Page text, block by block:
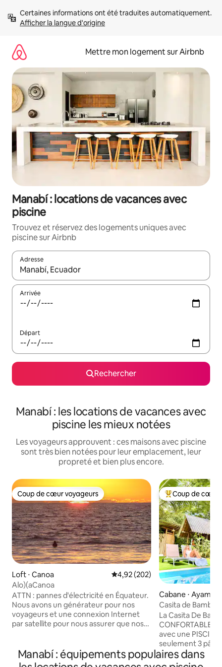
directement
Afficher la langue d'origine
Mettre mon logement sur Airbnb
Manabí : locations de vacances avec
piscine
Trouvez et réservez des logements uniques avec
piscine sur Airbnb
Adresse
Lorsque les résultats s'affichent, utilisez les flèches vers le
Arrivée
Départ
Rechercher
Manabí : les locations de vacances avec
piscine les mieux notées
Les voyageurs approuvent : ces maisons avec piscine
sont très bien notées pour leur emplacement, leur
propreté et bien plus encore.
Coup de cœur voyageurs
Coup de cœur voyageurs
Loft ⋅ Canoa Évaluation moyenne sur la
4,92 (202)
Alo)(aCanoa
ATTN : pannes d'électricité en Équateur.
Nous avons un générateur pour nos
voyageurs et une connexion Internet
par satellite pour nous assurer que nos
urbanisation privée fermée qui abrite
actuellement quelques maisons. Il se
Coups de cœur
Coup de cœur
Cabane ⋅ Ayampe
Casita de
verte*2 min-plage
La Casita De
CONFORTABLE
avec une
seulement 3
meilleure PLAGE
accueillir jusqu'à 6
Manabí : équipements populaires dans